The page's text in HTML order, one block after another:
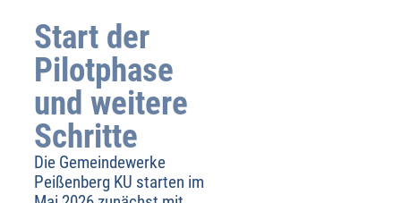
Start der
Pilotphase
und weitere
Schritte
Die Gemeindewerke
Peißenberg KU starten im